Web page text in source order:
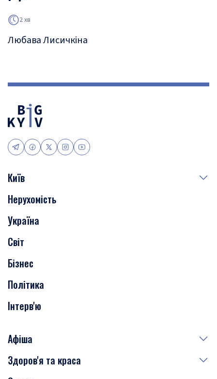
2 хв
Любава Лисичкіна
Київ
Події
Скандали
Нерухомість
Транспорт
Нерухомість
Україна
Світ
Бізнес
Політика
Інтерв'ю
Афіша
Сьогодні
Здоров'я та краса